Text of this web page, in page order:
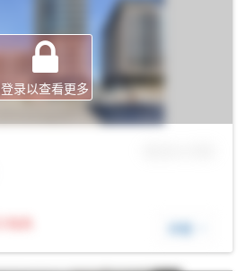
登录以查看更多
N/A 详细